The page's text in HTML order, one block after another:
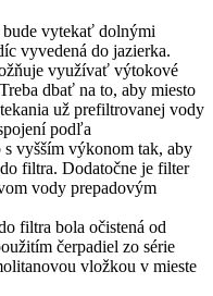
vytekať dolnými
vyvedená do jazierka.
využívať výtokové
dbať na to, aby miesto
už prefiltrovanej vody
podľa
vyšším výkonom tak, aby
filtra. Dodatočne je filter
vody prepadovým
filtra bola očistená od
čerpadiel zo série
vložkou v mieste